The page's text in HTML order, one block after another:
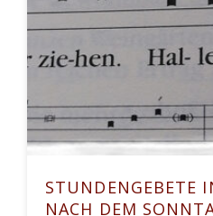
STUNDENGEBETE
NACH DEM